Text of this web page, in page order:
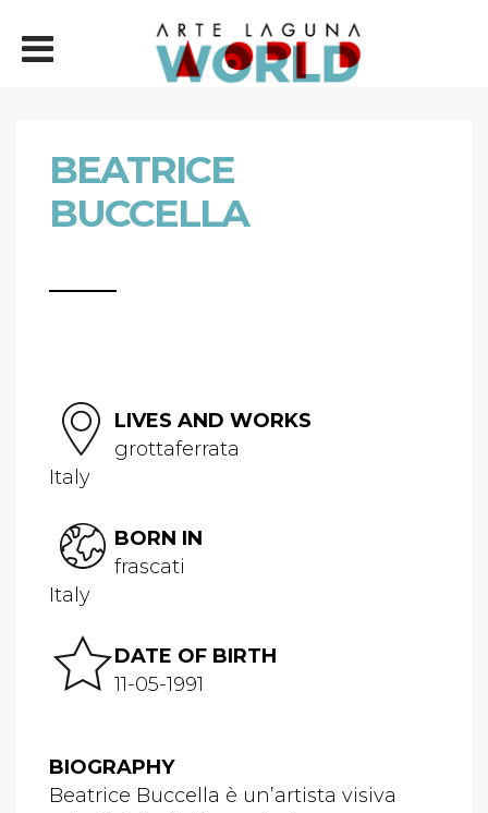
BEATRICE
BUCCELLA
LIVES AND WORKS
grottaferrata
Italy
BORN IN
frascati
Italy
DATE OF BIRTH
11-05-1991
BIOGRAPHY
Beatrice Buccella è un’artista visiva